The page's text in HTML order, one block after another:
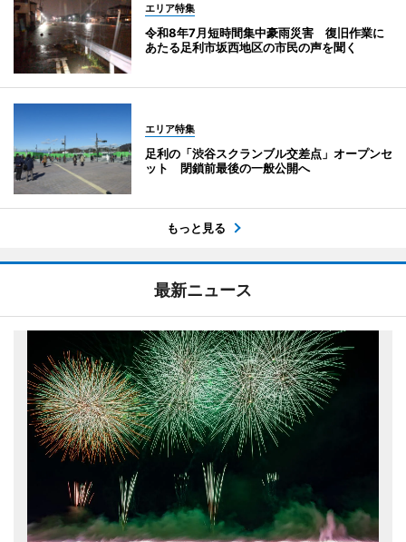
エリア特集
令和8年7月短時間集中豪雨災害 復旧作業に
あたる足利市坂西地区の市民の声を聞く
エリア特集
足利の「渋谷スクランブル交差点」オープンセ
ット 閉鎖前最後の一般公開へ
もっと見る
最新ニュース